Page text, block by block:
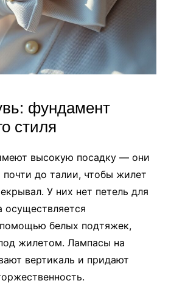
фундамент
стиля
высокую посадку — они
до талии, чтобы жилет
У них нет петель для
белых подтяжек,
жилетом. Лампасы на
вертикаль и придают